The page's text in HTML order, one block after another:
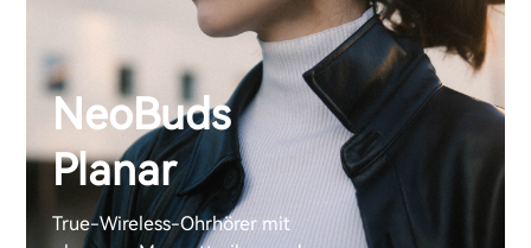
NeoBuds
Planar
True-Wireless-Ohrhörer mit